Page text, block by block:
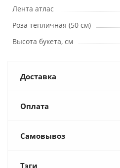
Лента атлас
Роза тепличная (50 см)
Высота букета, см
Доставка
Оплата
Самовывоз
Тэги